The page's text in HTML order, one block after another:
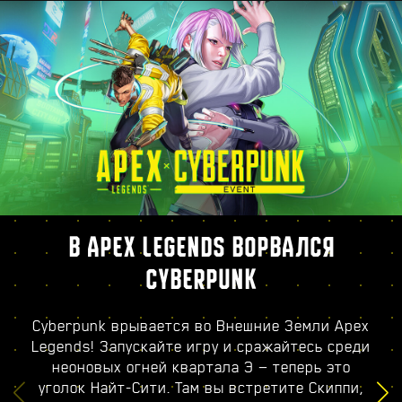
В APEX LEGENDS ВОРВАЛСЯ
CYBERPUNK
Cyberpunk врывается во Внешние Земли Apex
Legends! Запускайте игру и сражайтесь среди
неоновых огней квартала Э — теперь это
уголок Найт-Сити. Там вы встретите Скиппи,